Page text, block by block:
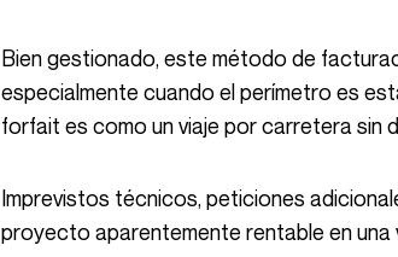
Bien gestionado, este método de
especialmente cuando el perímetro es
forfait es como un viaje por carretera sin
Imprevistos técnicos, peticiones adicionales o cambios de última hora pueden transformar un
proyecto aparentemente rentable en una